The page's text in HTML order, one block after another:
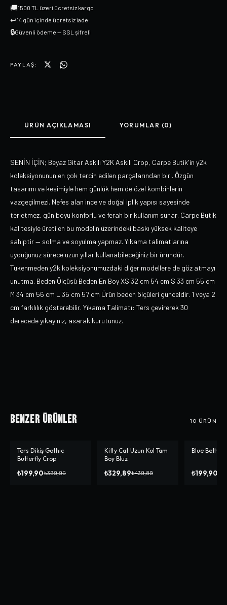
🚚1500 TL üzeri ücretsiz kargo
↩14 gün içinde ücretsiz iade
🔒Güvenli ödeme — SSL şifreli
PAYLAŞ:
ÜRÜN AÇIKLAMASI YORUMLAR (0)
SENİN İÇİN; Beyaz Gitar Askılı Y2K Askılı Crop, Carpe Butik'in y2k
koleksiyonunun en çok tercih edilen parçalarından biri. Özgün
tasarımı ve kesimiyle hem günlük hem de özel kombinlerin
vazgeçilmezi. Nefes alan ince ve doğal iplik yapısı sayesinde
terletmez, gün boyu konforlu ve ferah bir kullanım sunar. Carpe Butik
kalitesiyle üretilen bu modelin üzerindeki baskı yüksek kaliteye
sahiptir — solma ve soyulma yapmaz. Yıkama talimatlarına
uyduğunuz sürece uzun yıllar kullanabileceğiniz bir üründür.
Tükenmeden y2k koleksiyonumuzdaki diğer modellere de göz atmayı
unutma. Beden Ölçüsü Beden En Boy XS 32 cm 54 cm S 33 cm 55 cm
M 34 cm 56 cm L 35 cm 57 cm Ürün beden ölçüleri günceldir. 1 veya 2
cm farklılık gösterebilir. Yıkama Talimatı: Ters çevirerek 30
derecede yıkayınız, asarak kurutunuz.
Benzer Ürünler 10 ÜRÜN
-%50
Ters Dikiş Gothıc
Butterfly Crop
₺199,90₺399,90
-%25
Kitty Cat Uzun Kol Tam
Boy Bluz
₺329,89₺439,89
-%50
Blue Betty
₺199,90